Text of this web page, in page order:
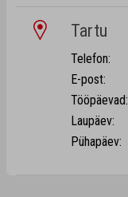
Tartu
Telefon:
E-post:
Tööpäevad:
Laupäev:
Pühapäev: